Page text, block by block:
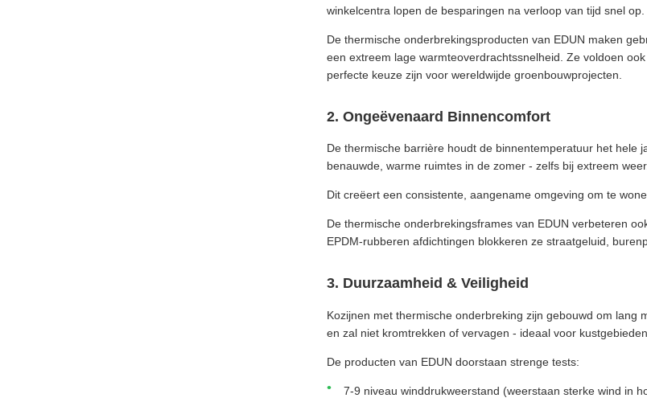
winkelcentra lopen de besparingen na verloop van tijd snel op.
De thermische onderbrekingsproducten van EDUN maken
een extreem lage warmteoverdrachtssnelheid. Ze voldoen
perfecte keuze zijn voor wereldwijde groenbouwprojecten.
2. Ongeëvenaard Binnencomfort
De thermische barrière houdt de binnentemperatuur het hele
benauwde, warme ruimtes in de zomer - zelfs bij extreem weer.
Dit creëert een consistente, aangename omgeving om te
De thermische onderbrekingsframes van EDUN verbeteren
EPDM-rubberen afdichtingen blokkeren ze straatgeluid,
3. Duurzaamheid & Veiligheid
Kozijnen met thermische onderbreking zijn gebouwd om
en zal niet kromtrekken of vervagen - ideaal voor
De producten van EDUN doorstaan strenge tests:
7-9 niveau winddrukweerstand (weerstaan sterke wind in